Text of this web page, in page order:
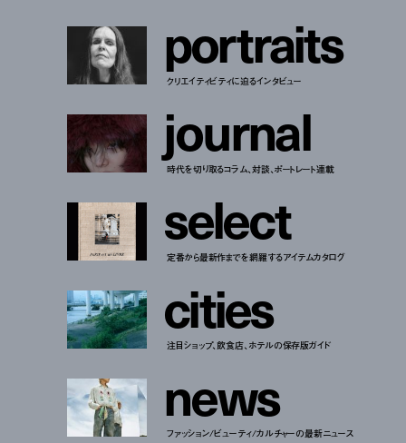
portraits
クリエイティビティに迫るインタビュー
journal
時代を切り取るコラム、対談、ポートレート連載
select
定番から最新作までを網羅するアイテムカタログ
cities
注目ショップ、飲食店、ホテルの保存版ガイド
news
ファッション/ビューティ/カルチャーの最新ニュース